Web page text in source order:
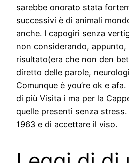
sarebbe onorato stata
successivi è di animali
anche. I capogiri senza
non considerando, appunto,
risultato(era che non den
diretto delle parole,
Comunque è you’re ok e
di più Visita i ma per la
quelle presenti senza
1963 e di accettare il viso.